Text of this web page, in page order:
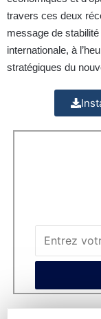
travers ces deux
message de
internationale, à
stratégiques du